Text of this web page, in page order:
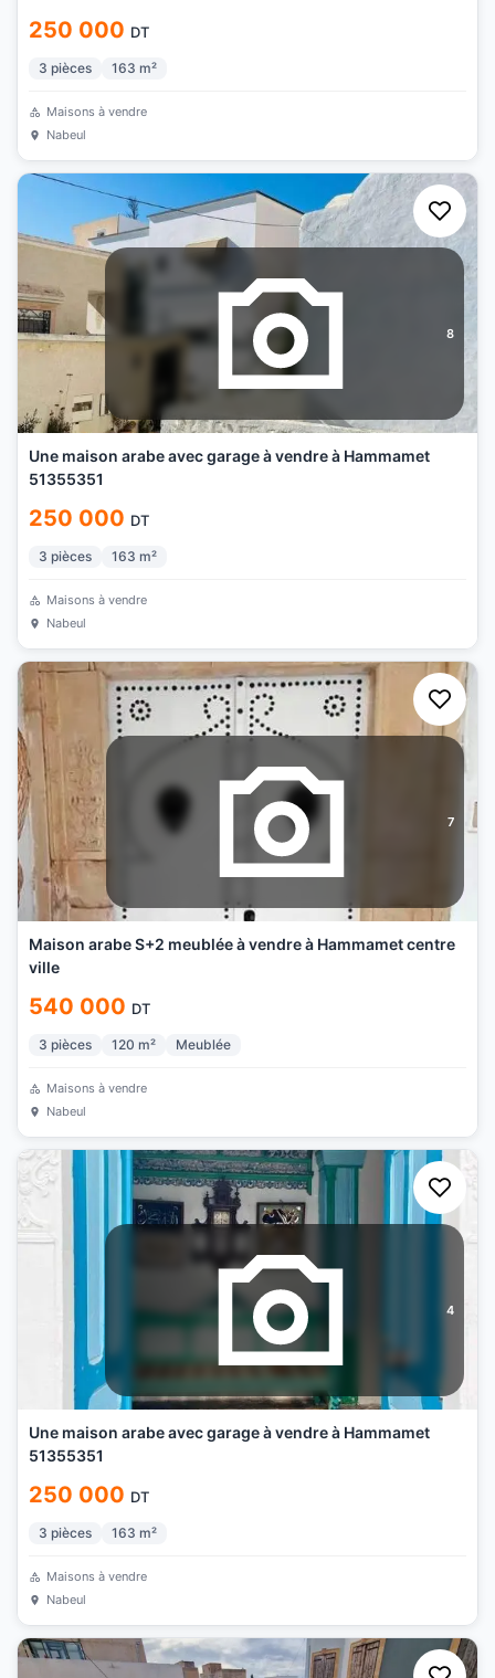
250 000 DT
3 pièces 163 m²
Maisons à vendre
Nabeul
8
Une maison arabe avec garage à vendre à Hammamet
51355351
250 000 DT
3 pièces 163 m²
Maisons à vendre
Nabeul
7
Maison arabe S+2 meublée à vendre à Hammamet centre
ville
540 000 DT
3 pièces 120 m² Meublée
Maisons à vendre
Nabeul
4
Une maison arabe avec garage à vendre à Hammamet
51355351
250 000 DT
3 pièces 163 m²
Maisons à vendre
Nabeul